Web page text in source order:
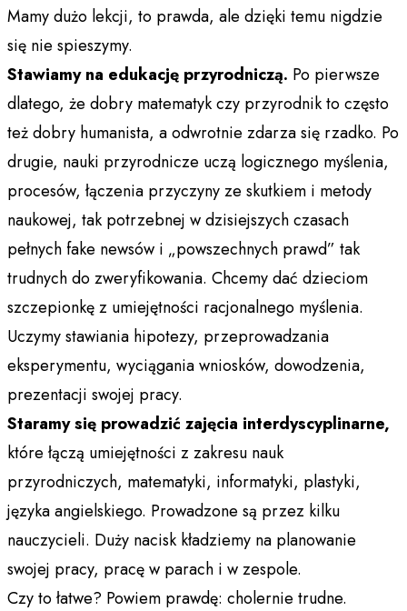
Mamy dużo lekcji, to prawda, ale dzięki temu nigdzie
się nie spieszymy.
Stawiamy na edukację przyrodniczą. Po pierwsze
dlatego, że dobry matematyk czy przyrodnik to często
też dobry humanista, a odwrotnie zdarza się rzadko. Po
drugie, nauki przyrodnicze uczą logicznego myślenia,
procesów, łączenia przyczyny ze skutkiem i metody
naukowej, tak potrzebnej w dzisiejszych czasach
pełnych fake newsów i „powszechnych prawd” tak
trudnych do zweryfikowania. Chcemy dać dzieciom
szczepionkę z umiejętności racjonalnego myślenia.
Uczymy stawiania hipotezy, przeprowadzania
eksperymentu, wyciągania wniosków, dowodzenia,
prezentacji swojej pracy.
Staramy się prowadzić zajęcia interdyscyplinarne,
które łączą umiejętności z zakresu nauk
przyrodniczych, matematyki, informatyki, plastyki,
języka angielskiego. Prowadzone są przez kilku
nauczycieli. Duży nacisk kładziemy na planowanie
swojej pracy, pracę w parach i w zespole.
Czy to łatwe? Powiem prawdę: cholernie trudne.